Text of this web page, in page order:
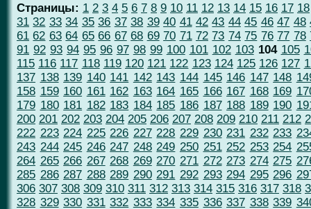
Страницы: 1 2 3 4 5 6 7 8 9 10 11 12 13 14 15 16 17 18
31 32 33 34 35 36 37 38 39 40 41 42 43 44 45 46 47 48
61 62 63 64 65 66 67 68 69 70 71 72 73 74 75 76 77 78
91 92 93 94 95 96 97 98 99 100 101 102 103 104 105
115 116 117 118 119 120 121 122 123 124 125 126 127
137 138 139 140 141 142 143 144 145 146 147 148
158 159 160 161 162 163 164 165 166 167 168 169
179 180 181 182 183 184 185 186 187 188 189 190
200 201 202 203 204 205 206 207 208 209 210 211 212
222 223 224 225 226 227 228 229 230 231 232 233
243 244 245 246 247 248 249 250 251 252 253 254
264 265 266 267 268 269 270 271 272 273 274 275
285 286 287 288 289 290 291 292 293 294 295 296
306 307 308 309 310 311 312 313 314 315 316 317 318
328 329 330 331 332 333 334 335 336 337 338 339